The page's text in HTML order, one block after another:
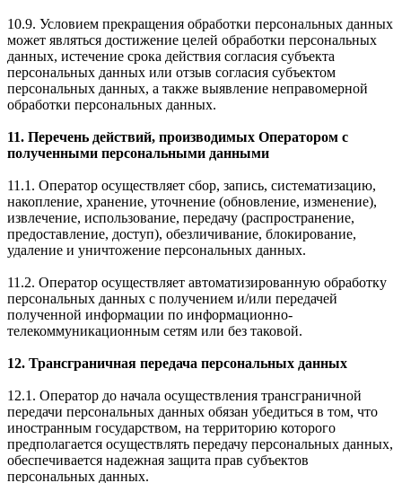
10.9. Условием прекращения обработки персональных данных
может являться достижение целей обработки персональных
данных, истечение срока действия согласия субъекта
персональных данных или отзыв согласия субъектом
персональных данных, а также выявление неправомерной
обработки персональных данных.
11. Перечень действий, производимых Оператором с
полученными персональными данными
11.1. Оператор осуществляет сбор, запись, систематизацию,
накопление, хранение, уточнение (обновление, изменение),
извлечение, использование, передачу (распространение,
предоставление, доступ), обезличивание, блокирование,
удаление и уничтожение персональных данных.
11.2. Оператор осуществляет автоматизированную обработку
персональных данных с получением и/или передачей
полученной информации по информационно-
телекоммуникационным сетям или без таковой.
12. Трансграничная передача персональных данных
12.1. Оператор до начала осуществления трансграничной
передачи персональных данных обязан убедиться в том, что
иностранным государством, на территорию которого
предполагается осуществлять передачу персональных данных,
обеспечивается надежная защита прав субъектов
персональных данных.